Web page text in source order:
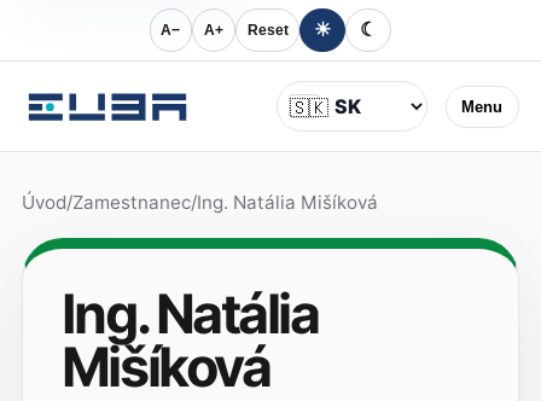
A− A+ Reset ☀ ☾
Menu
Jazyk
🇸🇰
Úvod/Zamestnanec/Ing. Natália Mišíková
Ing. Natália
Mišíková